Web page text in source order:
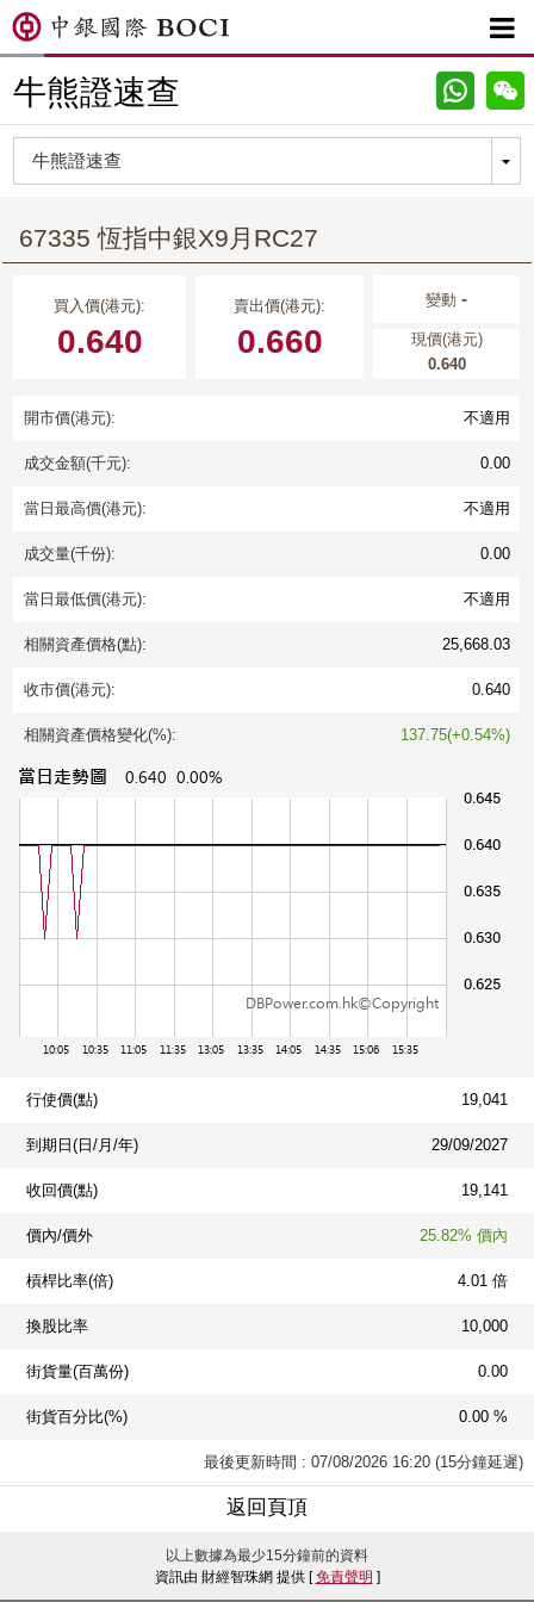

牛熊證速查
67335 恆指中銀X9月RC27
買入價(港元):
0.640
賣出價(港元):
0.660
變動-
現價(港元)
0.640
開市價(港元): 不適用
成交金額(千元): 0.00
當日最高價(港元): 不適用
成交量(千份): 0.00
當日最低價(港元): 不適用
相關資產價格(點): 25,668.03
收市價(港元): 0.640
相關資產價格變化(%): 137.75(+0.54%)
行使價(點) 19,041
到期日(日/月/年) 29/09/2027
收回價(點) 19,141
價內/價外 25.82% 價內
槓桿比率(倍) 4.01 倍
換股比率 10,000
街貨量(百萬份) 0.00
街貨百分比(%) 0.00 %
最後更新時間 : 07/08/2026 16:20 (15分鐘延遲)
返回頁頂
以上數據為最少15分鐘前的資料
資訊由 財經智珠網 提供 [免責聲明 ]